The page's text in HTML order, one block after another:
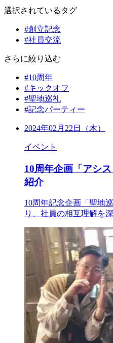
選択されているタグ
#創立記念
#社員交流
さらに絞り込む
#10周年
#キックオフ
#聖地巡礼
#記念パーティー
2024年02月22日（木）
イベント
10周年企画「アシ
紹介
10周年記念企画「聖地
り、社員の相互理解を深